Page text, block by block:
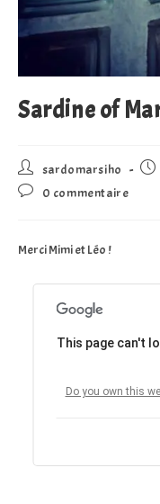
Sardine of
Auteur/autrice
de
la
sardomarsiho
Commentaires
publication :
0 commentaire
Merci Mimi et Léo !
This page can't
Do you own this